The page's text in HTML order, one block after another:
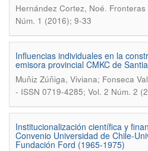
Hernández Cortez, Noé.
Núm. 1 (2016); 9-33
Influencias individuales en la
emisora provincial CMKC de
Muñiz Zúñiga, Viviana; Fonseca
- ISSN 0719-4285; Vol. 2 Núm. 2
Institucionalización científica y
Convenio Universidad de Chile-
Fundación Ford (1965-1975)